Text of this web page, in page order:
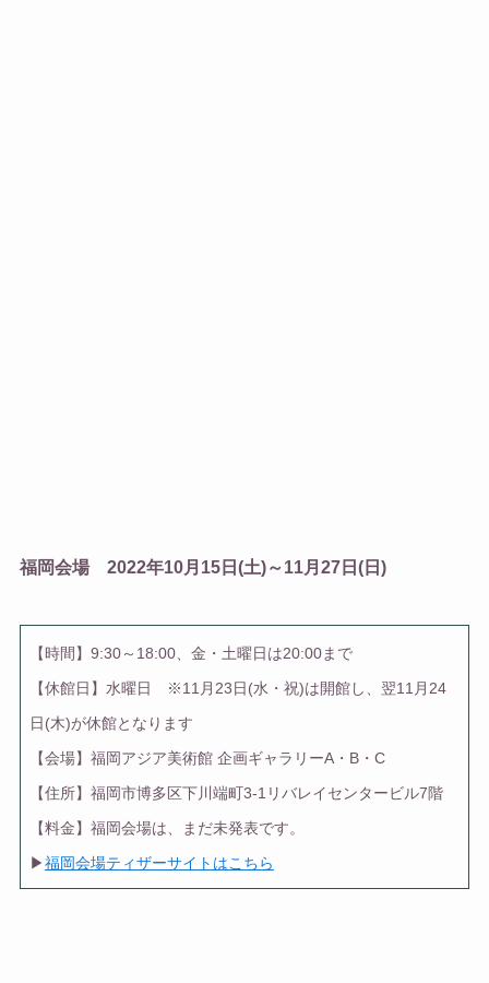
福岡会場 2022年10月15日(土)～11月27日(日)
【時間】9:30～18:00、金・土曜日は20:00まで
【休館日】水曜日 ※11月23日(水・祝)は開館し、翌11月24
日(木)が休館となります
【会場】福岡アジア美術館 企画ギャラリーA・B・C
【住所】福岡市博多区下川端町3-1リバレイセンタービル7階
【料金】福岡会場は、まだ未発表です。
▶福岡会場ティザーサイトはこちら